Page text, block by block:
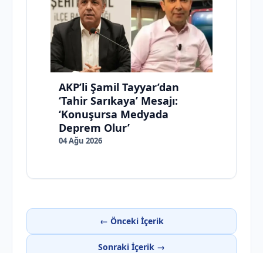
AKP’li Şamil Tayyar’dan
‘Tahir Sarıkaya’ Mesajı:
‘Konuşursa Medyada
Deprem Olur’
04 Ağu 2026
← Önceki İçerik
Sonraki İçerik →